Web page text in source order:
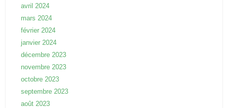
avril 2024
mars 2024
février 2024
janvier 2024
décembre 2023
novembre 2023
octobre 2023
septembre 2023
août 2023